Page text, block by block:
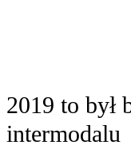
2019 to był
intermodalu